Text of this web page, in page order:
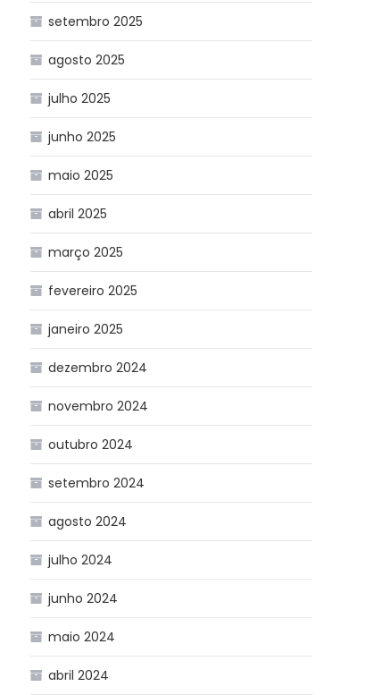
setembro 2025
agosto 2025
julho 2025
junho 2025
maio 2025
abril 2025
março 2025
fevereiro 2025
janeiro 2025
dezembro 2024
novembro 2024
outubro 2024
setembro 2024
agosto 2024
julho 2024
junho 2024
maio 2024
abril 2024